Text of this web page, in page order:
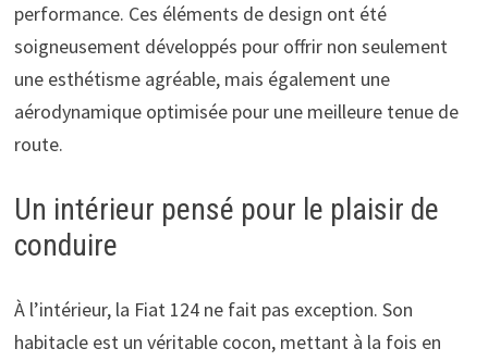
performance. Ces éléments de design ont été
soigneusement développés pour offrir non seulement
une esthétisme agréable, mais également une
aérodynamique optimisée pour une meilleure tenue de
route.
Un intérieur pensé pour le plaisir de
conduire
À l’intérieur, la Fiat 124 ne fait pas exception. Son
habitacle est un véritable cocon, mettant à la fois en